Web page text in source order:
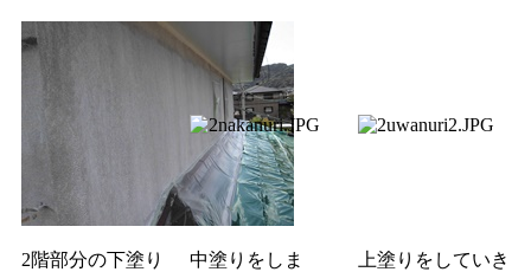
2階部分の下塗り
中塗りをしま
上塗りをしていき